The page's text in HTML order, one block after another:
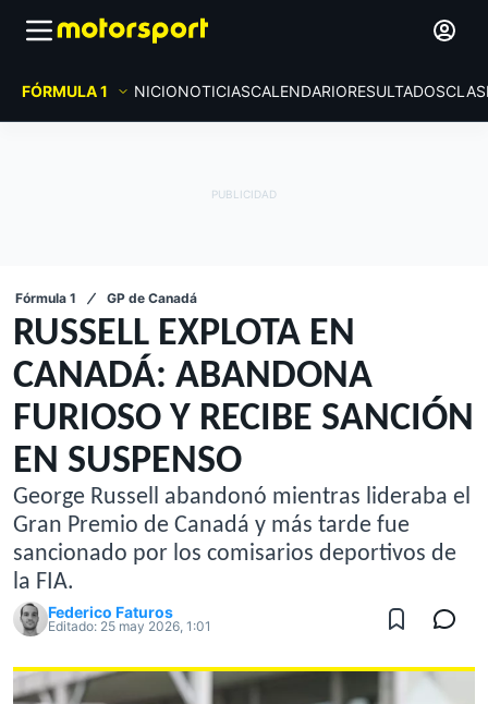
FÓRMULA 1 INICIONOTICIASCALENDARIORESULTADOS
Fórmula 1 GP de Canadá
RUSSELL EXPLOTA EN
CANADÁ: ABANDONA
FURIOSO Y RECIBE SANCIÓN
EN SUSPENSO
George Russell abandonó mientras lideraba el
Gran Premio de Canadá y más tarde fue
sancionado por los comisarios deportivos de
la FIA.
Federico Faturos
Editado: 25 may 2026, 1:01